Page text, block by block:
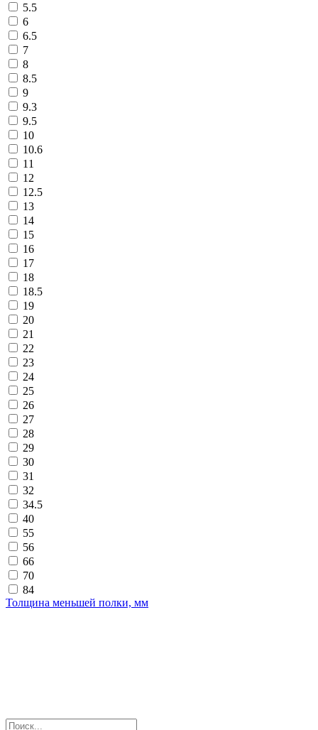
5.5
6
6.5
7
8
8.5
9
9.3
9.5
10
10.6
11
12
12.5
13
14
15
16
17
18
18.5
19
20
21
22
23
24
25
26
27
28
29
30
31
32
34.5
40
55
56
66
70
84
Толщина меньшей полки, мм